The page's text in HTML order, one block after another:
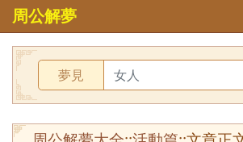
周公解夢
夢見